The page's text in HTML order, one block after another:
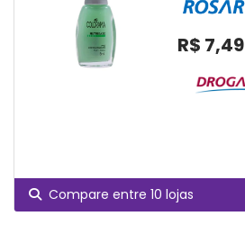
R$ 7,49
Compare entre 10 lojas